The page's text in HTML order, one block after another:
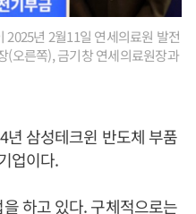
2025년 2월11일 연세의료원 발전
(오른쪽), 금기창 연세의료원장과
삼성테크윈 반도체 부품
업이다.
하고 있다. 구체적으로는